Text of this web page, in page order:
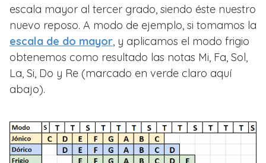
escala mayor al tercer grado, siendo éste nuestro
nuevo reposo. A modo de ejemplo, si tomamos la
escala de do mayor, y aplicamos el modo frigio
obtenemos como resultado las notas Mi, Fa, Sol,
La, Si, Do y Re (marcado en verde claro aquí
abajo).